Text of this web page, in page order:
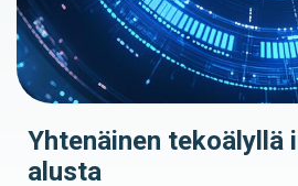
Yhtenäinen tekoälyllä
alusta